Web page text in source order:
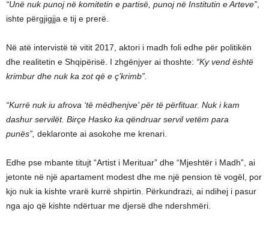
“Unë nuk punoj në komitetin e partisë, punoj në Institutin e Arteve”
ishte përgjigjja e tij e prerë.
Në atë intervistë të vitit 2017, aktori i madh foli edhe për politikën
dhe realitetin e Shqipërisë. I zhgënjyer ai thoshte: “Ky vend është
krimbur dhe nuk ka zot që e ç’krimb”.
“Kurrë nuk iu afrova ‘të mëdhenjve’ për të përfituar. Nuk i kam
dashur servilët. Birçe Hasko ka qëndruar servil vetëm para
punës”, deklaronte ai asokohe me krenari.
Edhe pse mbante titujt “Artist i Merituar” dhe “Mjeshtër i Madh”, ai
jetonte në një apartament modest dhe me një pension të vogël, por
kjo nuk ia kishte vrarë kurrë shpirtin. Përkundrazi, ai ndihej i pasur
nga ajo që kishte ndërtuar me djersë dhe ndershmëri.